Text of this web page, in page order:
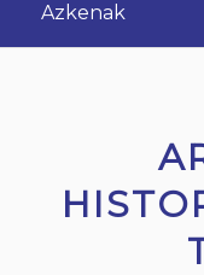
Azkenak